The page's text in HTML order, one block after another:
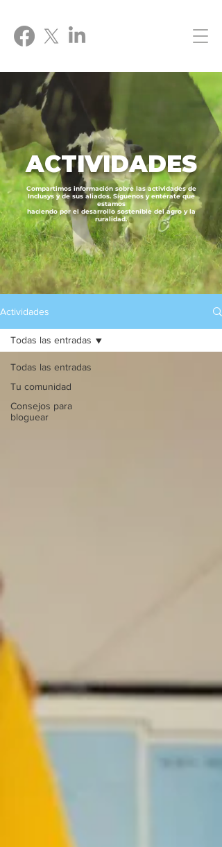
ACTIVIDADES
Compartimos información sobre las actividades de
Inclusys y de sus aliados. Síguenos y entérate que
estamos
haciendo por el desarrollo sostenible del agro y la
ruralidad.
Actividades
Todas las entradas
Tu comunidad
Consejos para
bloguear
Todas las entradas